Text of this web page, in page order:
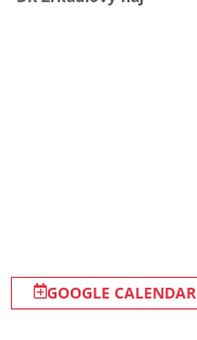
GOOGLE CALENDAR